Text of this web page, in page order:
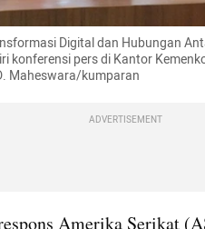
Digital dan Hubungan
konferensi pers di Kantor
Maheswara/kumparan
ADVERTISEMENT
Amerika Serikat